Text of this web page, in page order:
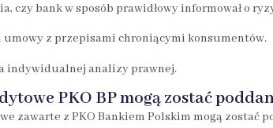
czy bank w sposób prawidłowy informował o
umowy z przepisami chroniącymi konsumentów.
indywidualnej analizy prawnej.
PKO BP mogą zostać
zawarte z PKO Bankiem Polskim mogą zostać